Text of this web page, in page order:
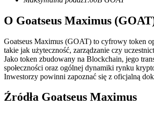
Kontrakty futures wykorzystujące USDC
O Goatseus Maximus
Goatseus Maximus (GOAT) to cyfrowy token
takie jak użyteczność, zarządzanie czy
Jako token zbudowany na Blockchain, jego
społeczności oraz ogólnej dynamiki rynku
Inwestorzy powinni zapoznać się z oficjalną
Źródła Goatseus Maximus